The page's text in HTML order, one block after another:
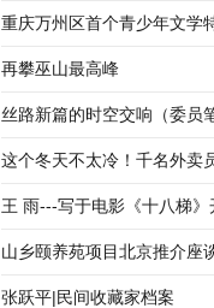
死而生》
重庆万州区首个青少年文学
间挂牌
再攀巫山最高峰
丝路新篇的时空交响（委员
这个冬天不太冷！千名外卖
共享冬日暖心火锅宴
王 雨---写于电影《十八梯》
山乡颐养苑项目北京推介座
张跃平|民间收藏家档案